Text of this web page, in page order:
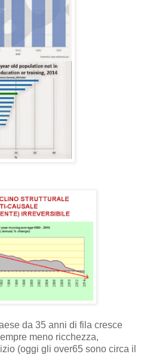
da 35 anni di fila cresce
meno ricchezza,
(oggi gli over65 sono circa il